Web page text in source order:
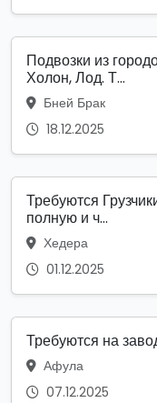
Подвозки из
Холон, Лод. Т...
Бней Брак
18.12.2025
Требуются
полную и ч...
Хедера
01.12.2025
Требуются на
Афула
07.12.2025